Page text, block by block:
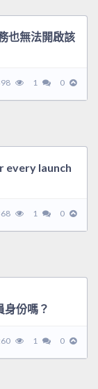
也無法開啟該
1 0
every launch
1 0
身份嗎？
1 0